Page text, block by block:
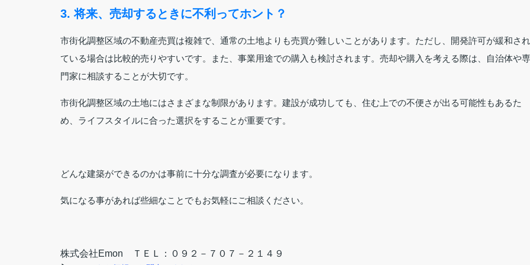
3. 将来、売却するときに不利ってホント？
市街化調整区域の不動産売買は複雑で、通常の土地よりも売買が難しいことがあります。ただし、開発許可が緩和され
ている場合は比較的売りやすいです。また、事業用途での購入も検討されます。売却や購入を考える際は、自治体や専
門家に相談することが大切です。
市街化調整区域の土地にはさまざまな制限があります。建設が成功しても、住む上での不便さが出る可能性もあるた
め、ライフスタイルに合った選択をすることが重要です。
どんな建築ができるのかは事前に十分な調査が必要になります。
気になる事があれば些細なことでもお気軽にご相談ください。
株式会社Emon ＴＥＬ：０９２－７０７－２１４９